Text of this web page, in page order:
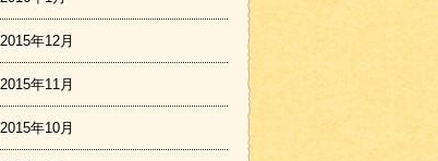
2015年12月
2015年11月
2015年10月